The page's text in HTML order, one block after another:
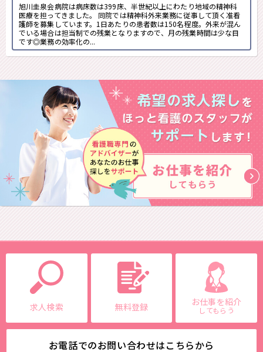
旭川圭泉会病院は病床数は399床、半世紀以上にわたり地域の精神科
医療を担ってきました。 同院では精神科外来業務に従事して頂く准看
護師を募集しています。1日あたりの患者数は150名程度。外来が混ん
でいる場合は担当制での残業となりますので、月の残業時間は少な目
です◎業務の効率化の...
求人検索 無料登録 お仕事を紹介
してもらう
お電話でのお問い合わせはこちらから